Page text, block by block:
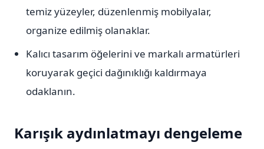
temiz yüzeyler, düzenlenmiş mobilyalar,
organize edilmiş olanaklar.
Kalıcı tasarım öğelerini ve markalı armatürleri
koruyarak geçici dağınıklığı kaldırmaya
odaklanın.
Karışık aydınlatmayı dengeleme